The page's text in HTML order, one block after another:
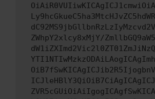
ZWhpY2xlcy8xMjY/